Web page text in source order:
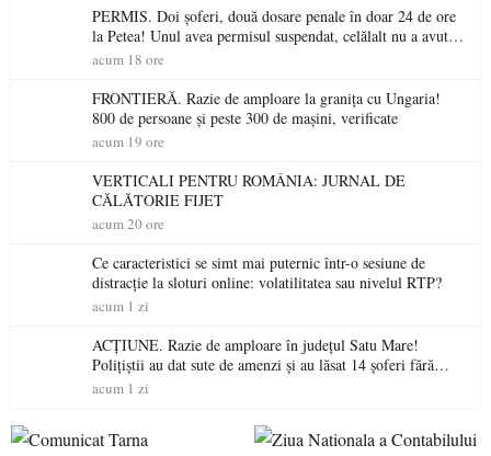
PERMIS. Doi șoferi, două dosare penale în doar 24 de ore
la Petea! Unul avea permisul suspendat, celălalt nu a avut
niciodată permis
acum 18 ore
FRONTIERĂ. Razie de amploare la granița cu Ungaria!
800 de persoane și peste 300 de mașini, verificate
acum 19 ore
VERTICALI PENTRU ROMÂNIA: JURNAL DE
CĂLĂTORIE FIJET
acum 20 ore
Ce caracteristici se simt mai puternic într-o sesiune de
distracție la sloturi online: volatilitatea sau nivelul RTP?
acum 1 zi
ACȚIUNE. Razie de amploare în județul Satu Mare!
Polițiștii au dat sute de amenzi și au lăsat 14 șoferi fără
permis într-o singură zi
acum 1 zi